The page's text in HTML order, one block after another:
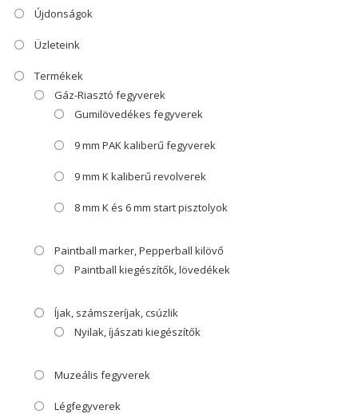
Újdonságok
Üzleteink
Termékek
Gáz-Riasztó fegyverek
Gumilövedékes fegyverek
9 mm PAK kaliberű fegyverek
9 mm K kaliberű revolverek
8 mm K és 6 mm start pisztolyok
Paintball marker, Pepperball kilövő
Paintball kiegészítők, lövedékek
Íjak, számszeríjak, csúzlik
Nyilak, íjászati kiegészítők
Muzeális fegyverek
Légfegyverek